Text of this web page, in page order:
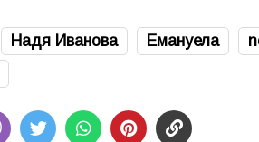
Надя Иванова Емануела